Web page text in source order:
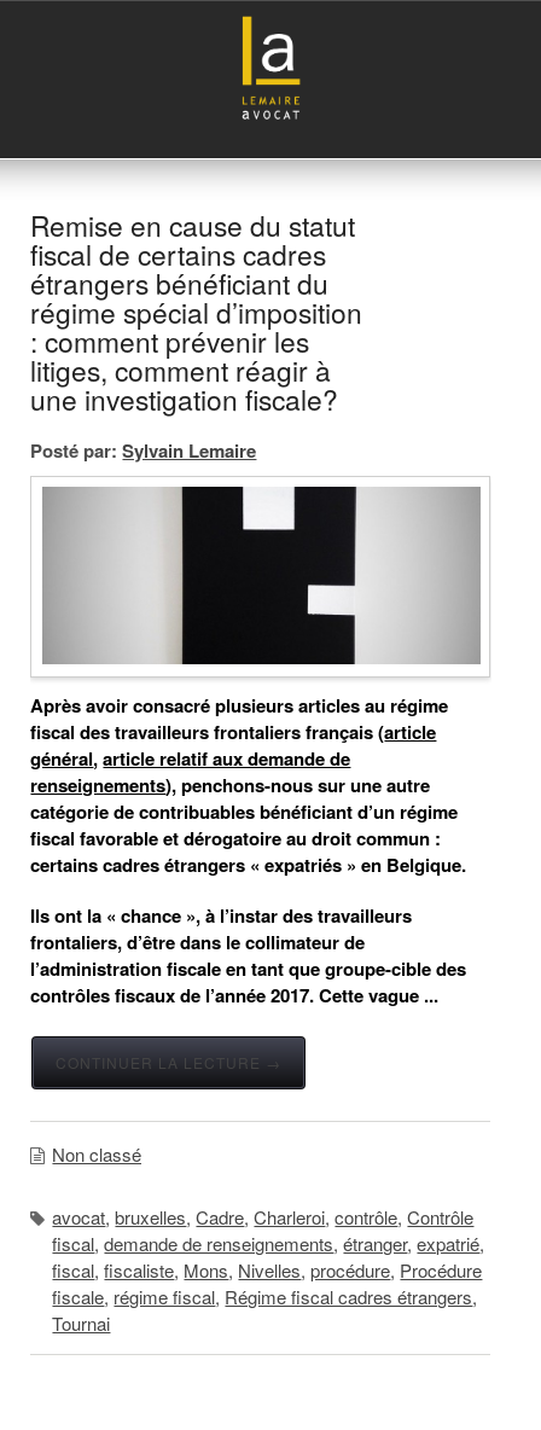
Remise en cause du statut
fiscal de certains cadres
étrangers bénéficiant du
régime spécial d’imposition
: comment prévenir les
litiges, comment réagir à
une investigation fiscale?
Posté par: Sylvain Lemaire
Après avoir consacré plusieurs articles au régime
fiscal des travailleurs frontaliers français (article
général,article relatif aux demande de
renseignements), penchons-nous sur une autre
catégorie de contribuables bénéficiant d’un régime
fiscal favorable et dérogatoire au droit commun :
certains cadres étrangers « expatriés » en Belgique.
Ils ont la « chance », à l’instar des travailleurs
frontaliers, d’être dans le collimateur de
l’administration fiscale en tant que groupe-cible des
contrôles fiscaux de l’année 2017. Cette vague ...
CONTINUER LA LECTURE →
Non classé
avocat,bruxelles,Cadre,Charleroi,contrôle,Contrôle
fiscal,demande de renseignements,étranger,expatrié,
fiscal,fiscaliste, Mons, Nivelles,procédure, Procédure
fiscale, régime fiscal, Régime fiscal cadres étrangers,
Tournai